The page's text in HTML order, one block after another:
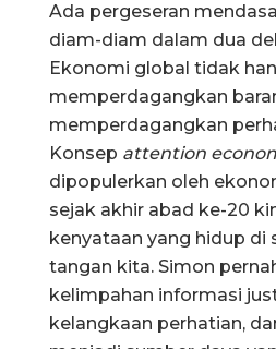
Ada pergeseran
diam-diam dalam dua
Ekonomi global tidak
memperdagangkan
memperdagangkan
Konsep attention
dipopulerkan oleh
sejak akhir abad ke-20
kenyataan yang hidup di
tangan kita. Simon
kelimpahan informasi
kelangkaan perhatian,